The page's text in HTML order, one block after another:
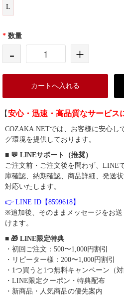
L
* 数量
- +
カートへ入れる
【安心・迅速・高品質なサービス
COZAKA.NETでは、お客様に安心し
グ環境を提供しております。
■ 💬 LINEサポート（推奨）
ご注文前・ご注文後を問わず、LINE
庫確認、納期確認、商品詳細、発送
対応いたします。
👉 LINE ID【8599618】
※追加後、そのままメッセージをお
けます。
■ 🎁 LINE限定特典
・初回ご注文：500〜1,000円割引
・リピーター様：200〜1,000円割引
・1つ買うと1つ無料キャンペーン（対
・LINE限定クーポン・特典配布
・新商品・人気商品の優先案内